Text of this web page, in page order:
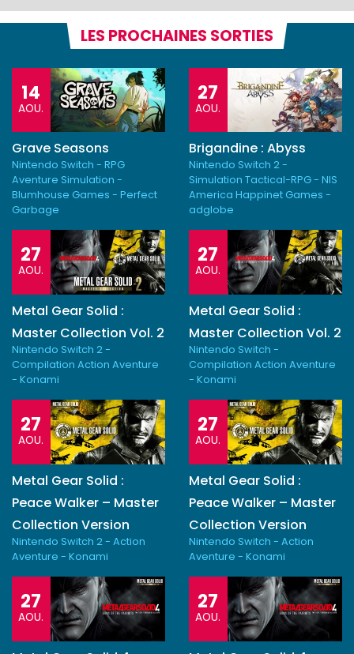
LES PROCHAINES SORTIES
14
AOU.
Grave Seasons
Nintendo Switch - RPG
Aventure Simulation -
Blumhouse Games - Perfect
Garbage
27
AOU.
Brigandine : Abyss
Nintendo Switch 2 -
Simulation Tactical-RPG - NIS
America Happinet Games -
adglobe
27
AOU.
Metal Gear Solid :
Master Collection Vol. 2
Nintendo Switch 2 -
Compilation Action Aventure
- Konami
27
AOU.
Metal Gear Solid :
Master Collection Vol. 2
Nintendo Switch -
Compilation Action Aventure
- Konami
27
AOU.
Metal Gear Solid :
Peace Walker – Master
Collection Version
Nintendo Switch 2 - Action
Aventure - Konami
27
AOU.
Metal Gear Solid :
Peace Walker – Master
Collection Version
Nintendo Switch - Action
Aventure - Konami
27
AOU.
27
AOU.